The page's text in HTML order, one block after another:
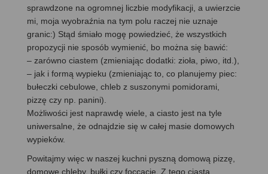
sprawdzone na ogromnej liczbie modyfikacji, a uwierzcie
mi, moja wyobraźnia na tym polu raczej nie uznaje
granic:) Stąd śmiało mogę powiedzieć, że wszystkich
propozycji nie sposób wymienić, bo można się bawić:
– zarówno ciastem (zmieniając dodatki: zioła, piwo, itd.),
– jak i formą wypieku (zmieniając to, co planujemy piec:
bułeczki cebulowe, chleb z suszonymi pomidorami,
pizzę czy np. panini).
Możliwości jest naprawdę wiele, a ciasto jest na tyle
uniwersalne, że odnajdzie się w całej masie domowych
wypieków.
Powitajmy więc w naszej kuchni pyszną domową pizzę,
domowe chleby, bułki czy foccacie. Z tego ciasta